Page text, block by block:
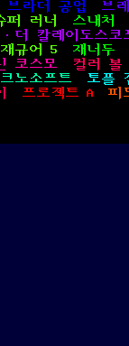
브라더 공업 브
퍼 러너 스내처
더 칼레이도스코
재규어 5 재너두
코스모 컬러 볼
노소프트 토플
프로젝트 A 피